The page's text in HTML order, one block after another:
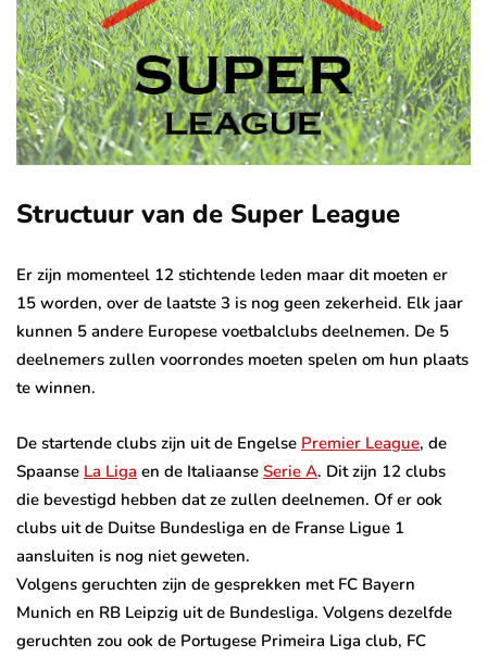
Structuur van de Super League
Er zijn momenteel 12 stichtende leden maar dit moeten er
15 worden, over de laatste 3 is nog geen zekerheid. Elk jaar
kunnen 5 andere Europese voetbalclubs deelnemen. De 5
deelnemers zullen voorrondes moeten spelen om hun plaats
te winnen.
De startende clubs zijn uit de Engelse Premier League, de
Spaanse La Liga en de Italiaanse Serie A. Dit zijn 12 clubs
die bevestigd hebben dat ze zullen deelnemen. Of er ook
clubs uit de Duitse Bundesliga en de Franse Ligue 1
aansluiten is nog niet geweten.
Volgens geruchten zijn de gesprekken met FC Bayern
Munich en RB Leipzig uit de Bundesliga. Volgens dezelfde
geruchten zou ook de Portugese Primeira Liga club, FC